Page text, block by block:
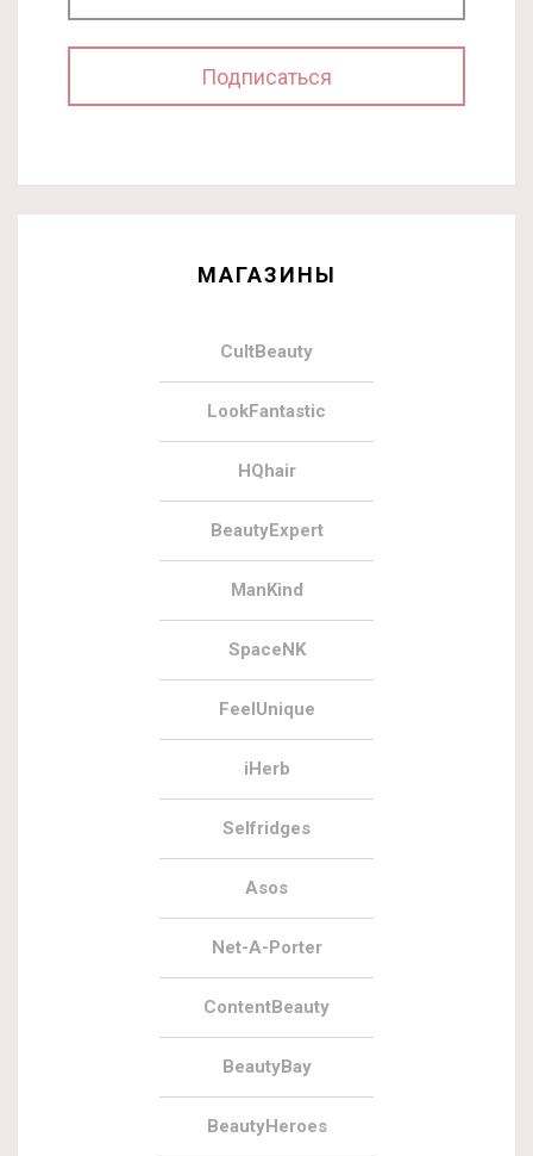
МАГАЗИНЫ
CultBeauty
LookFantastic
HQhair
BeautyExpert
ManKind
SpaceNK
FeelUnique
iHerb
Selfridges
Asos
Net-A-Porter
ContentBeauty
BeautyBay
BeautyHeroes